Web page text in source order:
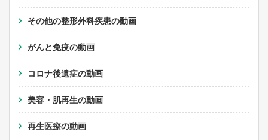
その他の整形外科疾患の動画
がんと免疫の動画
コロナ後遺症の動画
美容・肌再生の動画
再生医療の動画